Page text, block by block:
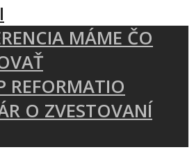
MÁME ČO
REFORMATIO
O ZVESTOVANÍ